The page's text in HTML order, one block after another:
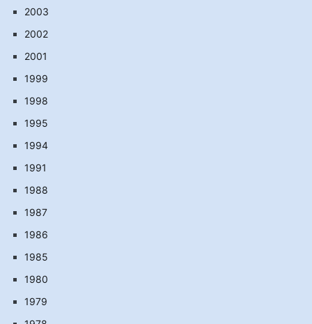
2003
2002
2001
1999
1998
1995
1994
1991
1988
1987
1986
1985
1980
1979